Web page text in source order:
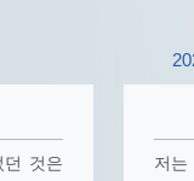
던 것은
저는